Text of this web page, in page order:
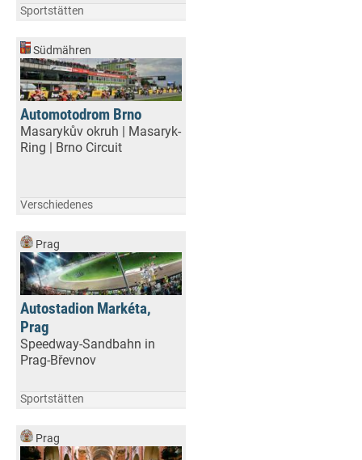
Sportstätten
Südmähren
Automotodrom Brno
Masarykův okruh | Masaryk-
Ring | Brno Circuit
Verschiedenes
Prag
Autostadion Markéta,
Prag
Speedway-Sandbahn in
Prag-Břevnov
Sportstätten
Prag